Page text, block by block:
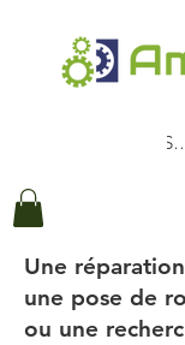
Une
une pose de
ou une